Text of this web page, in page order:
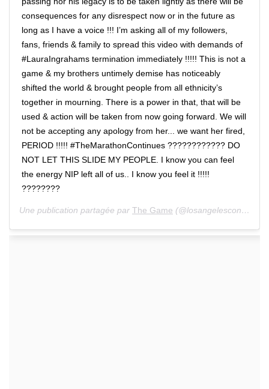
consequences for any disrespect now or in the future as
long as I have a voice !!! I’m asking all of my followers,
fans, friends & family to spread this video with demands of
#LauraIngrahams termination immediately !!!!! This is not a
game & my brothers untimely demise has noticeably
shifted the world & brought people from all ethnicity’s
together in mourning. There is a power in that, that will be
used & action will be taken from now going forward. We will
not be accepting any apology from her... we want her fired,
PERIOD !!!!! #TheMarathonContinues ???????????? DO
NOT LET THIS SLIDE MY PEOPLE. I know you can feel
the energy NIP left all of us.. I know you feel it !!!!!
????????
Une publication partagée par The Game (@losangelesconfidential) le 14 Avril 2019 à 7 :03 PDT